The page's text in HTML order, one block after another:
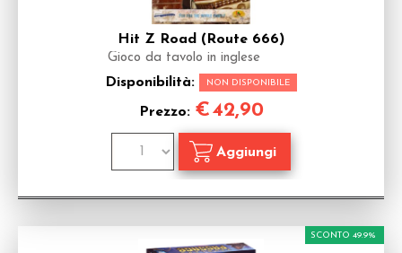
Hit Z Road (Route 666)
Gioco da tavolo in inglese
Disponibilità: NON DISPONIBILE
Prezzo: €42,90
SCONTO 49.9%